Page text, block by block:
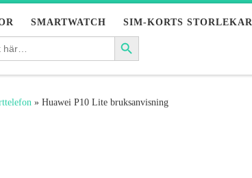
SMARTWATCH SIM-KORTS STORLEKAR
» Huawei P10 Lite bruksanvisning